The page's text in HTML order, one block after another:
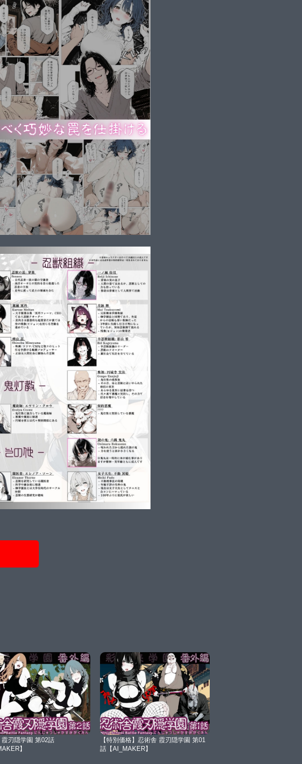
刃隠学園 第02話
】
【特別価格】忍術舎 霞刃隠学園 第01
話【AI_MAKER】